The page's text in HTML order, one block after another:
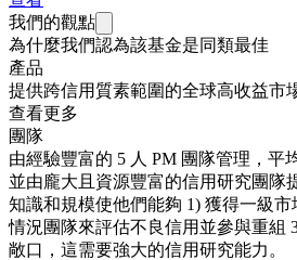
我們的觀點
為什麼我們認為該基金是同類最佳
產品
提供跨信用質素範圍的全球高收益市
查看更多
團隊
由經驗豐富的 5 人 PM 團隊管理，平
並由龐大且資源豐富的信用研究團隊
知識和規模使他們能夠 1) 獲得一級
情況團隊來評估不良信用並參與重組
敞口，這需要強大的信用研究能力。